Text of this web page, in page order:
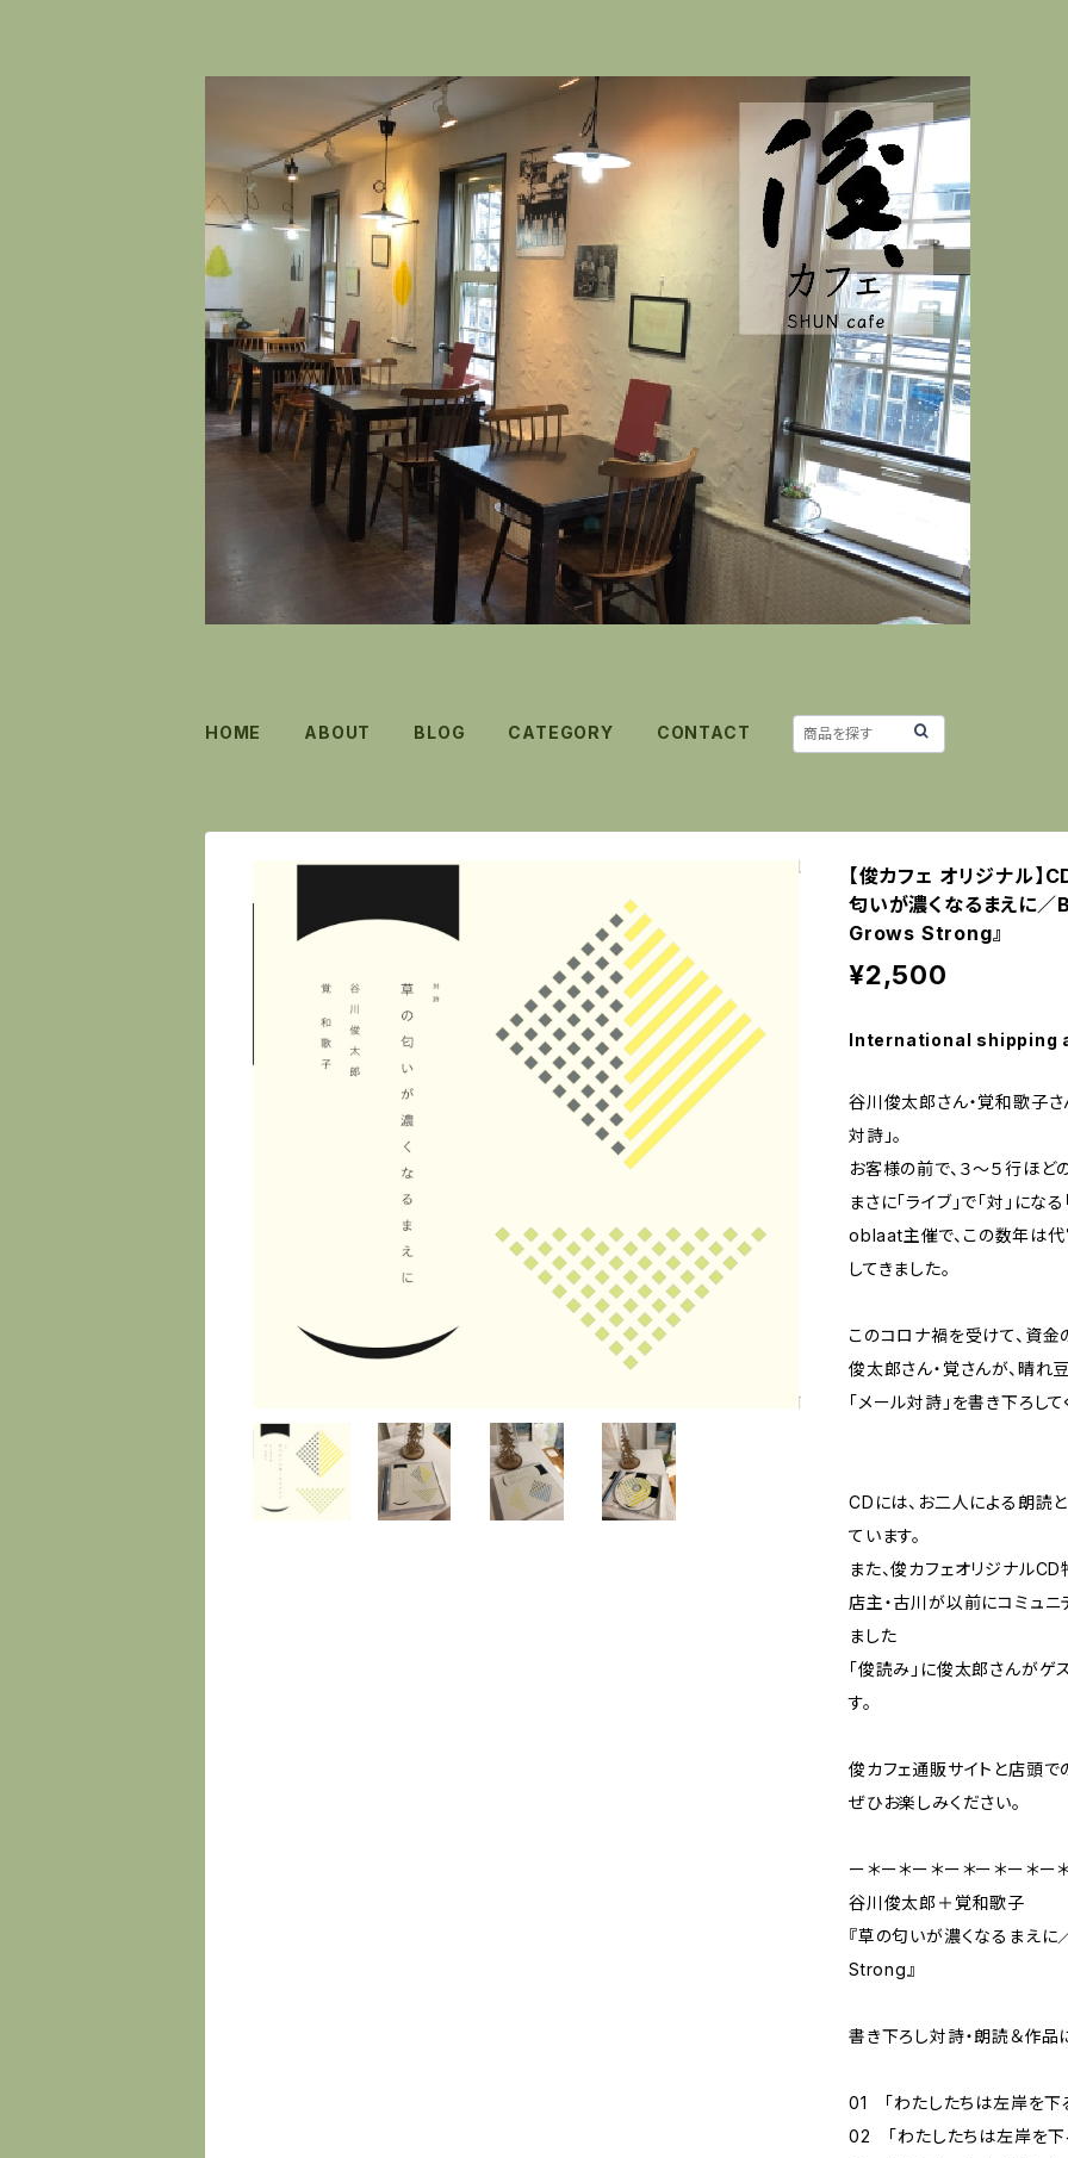
HOME ABOUT BLOG CATEGORY CONTACT
【俊カフェ オリジナル】
匂いが濃くなるまえに
Grows Strong』
¥2,500
International shipping
谷川俊太郎さん・覚和歌子さ
対詩」。
お客様の前で、３〜５行ほど
まさに「ライブ」で「対」にな
oblaat主催で、この数年は代
してきました。
このコロナ禍を受けて、資金
俊太郎さん・覚さんが、晴れ
「メール対詩」を書き下ろして
CDには、お二人による朗読
ています。
また、俊カフェオリジナルCD
店主・古川が以前にコミュ
ました
「俊読み」に俊太郎さんがゲ
す。
俊カフェ通販サイトと店頭で
ぜひお楽しみください。
ー＊ー＊ー＊ー＊ー＊ー＊ー
谷川俊太郎＋覚和歌子
『草の匂いが濃くなるま
Strong』
書き下ろし対詩・朗読＆作
01 「わたしたちは左岸を
02 「わたしたちは左岸を